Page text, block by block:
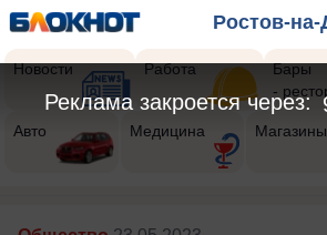
Ростов-
Новости Работа
Бары
-
Авто Медицина Магазины
Реклама закроется через: